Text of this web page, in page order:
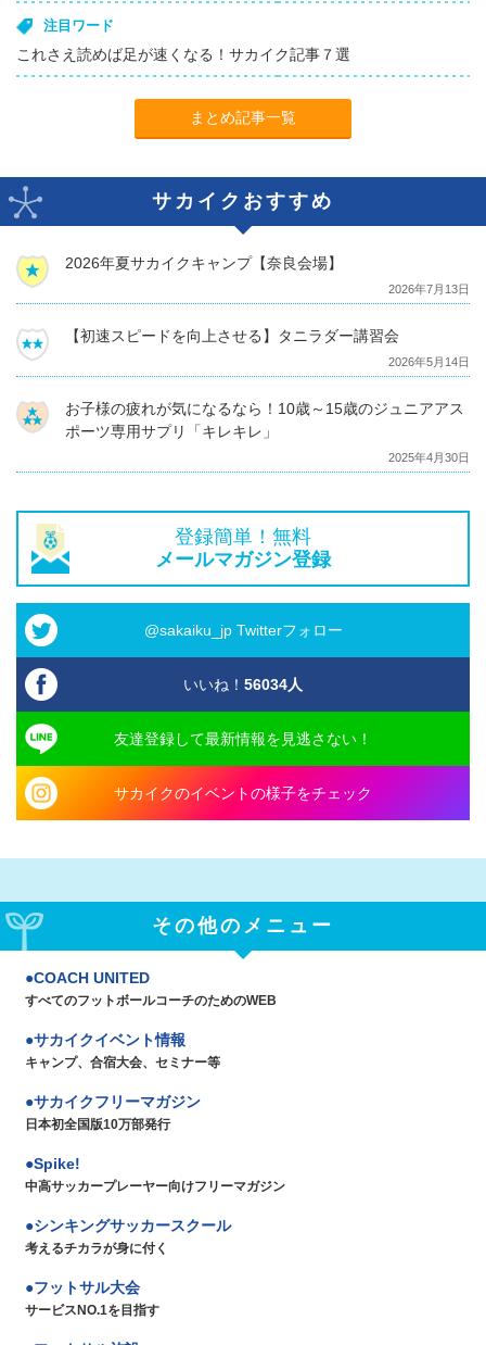
注目ワード
これさえ読めば足が速くなる！サカイク記事７選
まとめ記事一覧
サカイクおすすめ
2026年夏サカイクキャンプ【奈良会場】
2026年7月13日
【初速スピードを向上させる】タニラダー講習会
2026年5月14日
お子様の疲れが気になるなら！10歳～15歳のジュニアアス
ポーツ専用サプリ「キレキレ」
2025年4月30日
登録簡単！無料
メールマガジン登録
@sakaiku_jp Twitterフォロー
いいね！ 56034人
友達登録して最新情報を見逃さない！
サカイクのイベントの様子をチェック
その他のメニュー
COACH UNITED
すべてのフットボールコーチのためのWEB
サカイクイベント情報
キャンプ、合宿大会、セミナー等
サカイクフリーマガジン
日本初全国版10万部発行
Spike!
中高サッカープレーヤー向けフリーマガジン
シンキングサッカースクール
考えるチカラが身に付く
フットサル大会
サービスNO.1を目指す